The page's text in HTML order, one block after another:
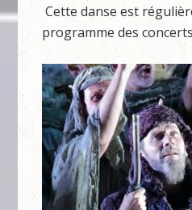
Cette danse est
programme des